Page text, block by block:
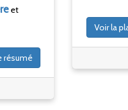
et
résumé
Voir la